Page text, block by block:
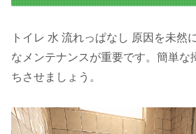
トイレ 水 流れっぱなし 原因を未然
なメンテナンスが重要です。簡単な
ちさせましょう。